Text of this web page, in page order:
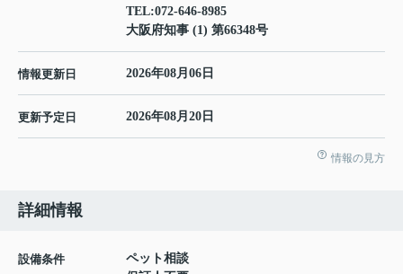
TEL:072-646-8985
大阪府知事 (1) 第66348号
情報更新日 2026年08月06日
更新予定日 2026年08月20日
情報の見方
詳細情報
設備条件
ペット相談